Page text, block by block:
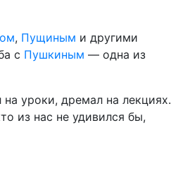
, Пущиным и другими
с Пушкиным — одна из
уроки, дремал на лекциях.
из нас не удивился бы,